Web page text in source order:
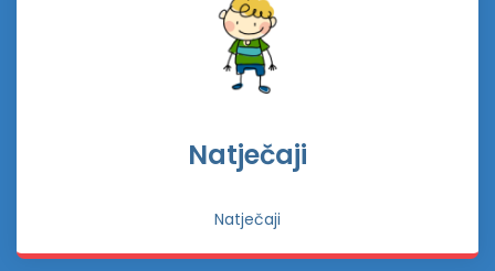
Natječaji
Natječaji